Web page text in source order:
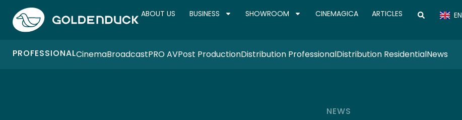
ABOUT US BUSINESS SHOWROOM CINEMAGICA ARTICLES EN
CN
PROFESSIONALCinemaBroadcastPRO AVPost ProductionDistribution ProfessionalDistribution ResidentialNews
NEWS